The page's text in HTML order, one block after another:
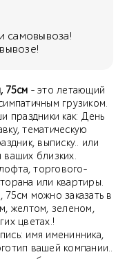
самовывоза!
75см - это летающий
грузиком.
праздники как: День
тематическую
выписку.. или
ваших близких.
торгового-
или квартиры.
можно заказать в
желтом, зеленом,
цветах.!
имя именинника,
вашей компании..